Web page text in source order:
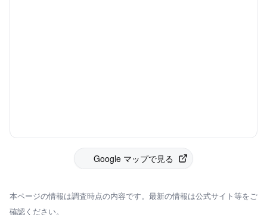
Google マップで見る
本ページの情報は調査時点の内容です。最新の情報は公式サイト等をご
確認ください。